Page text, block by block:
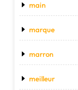
main
marque
marron
meilleur